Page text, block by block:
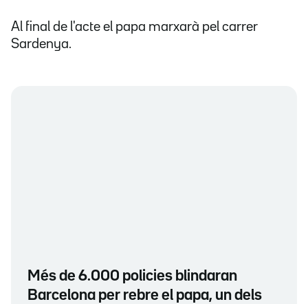
Al final de l'acte el papa marxarà pel carrer
Sardenya.
Més de 6.000 policies blindaran
Barcelona per rebre el papa, un dels